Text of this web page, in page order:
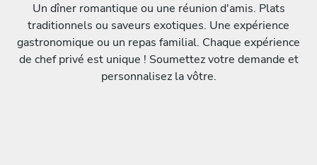
Un dîner romantique ou une réunion d'amis. Plats
traditionnels ou saveurs exotiques. Une expérience
gastronomique ou un repas familial. Chaque expérience
de chef privé est unique ! Soumettez votre demande et
personnalisez la vôtre.